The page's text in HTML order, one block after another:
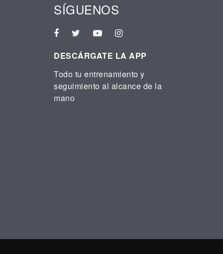
SÍGUENOS
DESCÁRGATE LA APP
Todo tu entrenamiento y
seguimiento al alcance de la
mano